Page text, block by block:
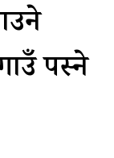
पस्ने